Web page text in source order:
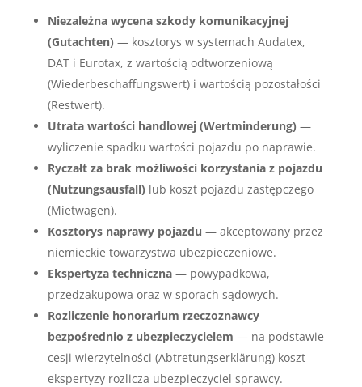
Niezależna wycena szkody komunikacyjnej
(Gutachten) — kosztorys w systemach Audatex,
DAT i Eurotax, z wartością odtworzeniową
(Wiederbeschaffungswert) i wartością pozostałości
(Restwert).
Utrata wartości handlowej (Wertminderung) —
wyliczenie spadku wartości pojazdu po naprawie.
Ryczałt za brak możliwości korzystania z pojazdu
(Nutzungsausfall) lub koszt pojazdu zastępczego
(Mietwagen).
Kosztorys naprawy pojazdu — akceptowany przez
niemieckie towarzystwa ubezpieczeniowe.
Ekspertyza techniczna— powypadkowa,
przedzakupowa oraz w sporach sądowych.
Rozliczenie honorarium rzeczoznawcy
bezpośrednio z ubezpieczycielem — na podstawie
cesji wierzytelności (Abtretungserklärung) koszt
ekspertyzy rozlicza ubezpieczyciel sprawcy.